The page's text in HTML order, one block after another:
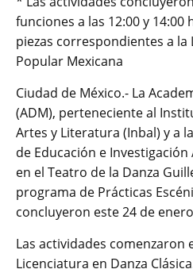
funciones a las 12:00 y
piezas correspondientes a la
Popular Mexicana
Ciudad de México.- La
(ADM), perteneciente al
Artes y Literatura (Inbal) y a
de Educación e Investigación
en el Teatro de la Danza
programa de Prácticas
concluyeron este 24 de
Las actividades comenzaron
Licenciatura en Danza